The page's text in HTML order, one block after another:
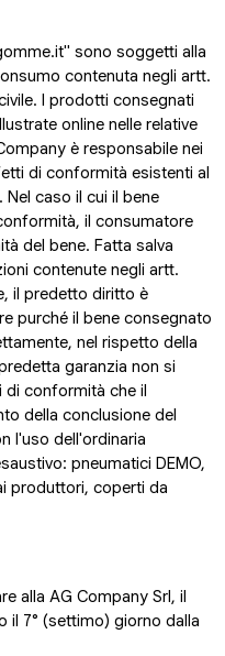
sono soggetti alla
contenuta negli artt.
I prodotti consegnati
online nelle relative
è responsabile nei
di conformità esistenti al
caso il cui il bene
il consumatore
del bene. Fatta salva
contenute negli artt.
il predetto diritto è
purché il bene consegnato
nel rispetto della
garanzia non si
di conformità che il
della conclusione del
l'uso dell'ordinaria
pneumatici DEMO,
produttori, coperti da
alla AG Company Srl, il
7° (settimo) giorno dalla